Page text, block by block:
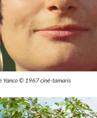
Yanco © 1967 ciné-tamaris